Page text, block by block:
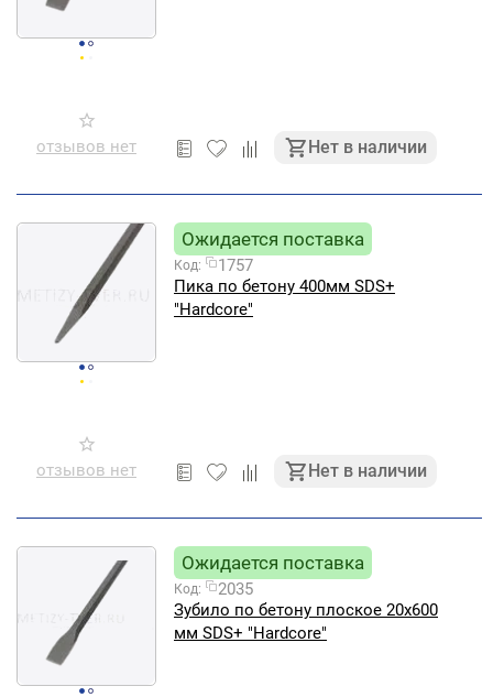
отзывов нет Нет в наличии
отзывов нет
Ожидается поставка
Код:
1757
Пика по бетону 400мм SDS+
"Hardcore"
Нет в наличии
Ожидается поставка
Код:
2035
Зубило по бетону плоское 20х600
мм SDS+ "Hardcore"